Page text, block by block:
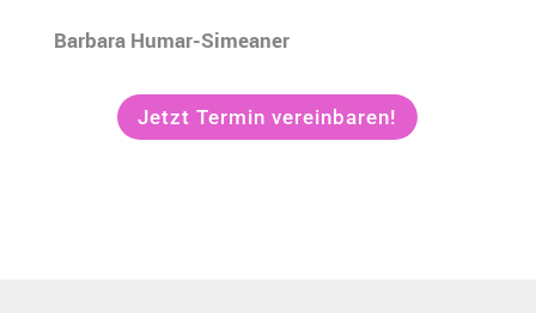
Barbara Humar-Simeaner
Jetzt Termin vereinbaren!